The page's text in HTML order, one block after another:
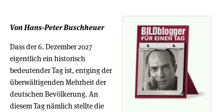
Von Hans-Peter Buschheuer
Dass der 6. Dezember 2027
eigentlich ein historisch
bedeutender Tag ist, entging der
überwältigenden Mehrheit der
deutschen Bevölkerung. An
diesem Tag nämlich stellte die